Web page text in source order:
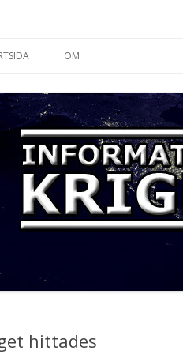
OM
hittades